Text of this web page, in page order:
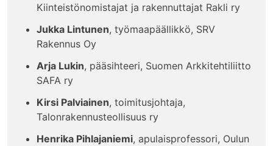
Kiinteistönomistajat ja rakennuttajat Rakli ry
Jukka Lintunen, työmaapäällikkö, SRV
Rakennus Oy
Arja Lukin, pääsihteeri, Suomen Arkkitehtiliitto
SAFA ry
Kirsi Palviainen, toimitusjohtaja,
Talonrakennusteollisuus ry
Henrika Pihlajaniemi, apulaisprofessori, Oulun